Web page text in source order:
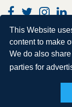
This Website
content to make
We do also
parties for
Copyright ©